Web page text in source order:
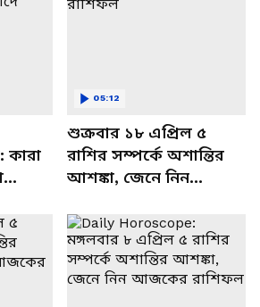
কারা
শুক্রবার ১৮ এপ্রিল ৫
রাশির সম্পর্কে অশান্তির
আশঙ্কা, জেনে নিন
05:12